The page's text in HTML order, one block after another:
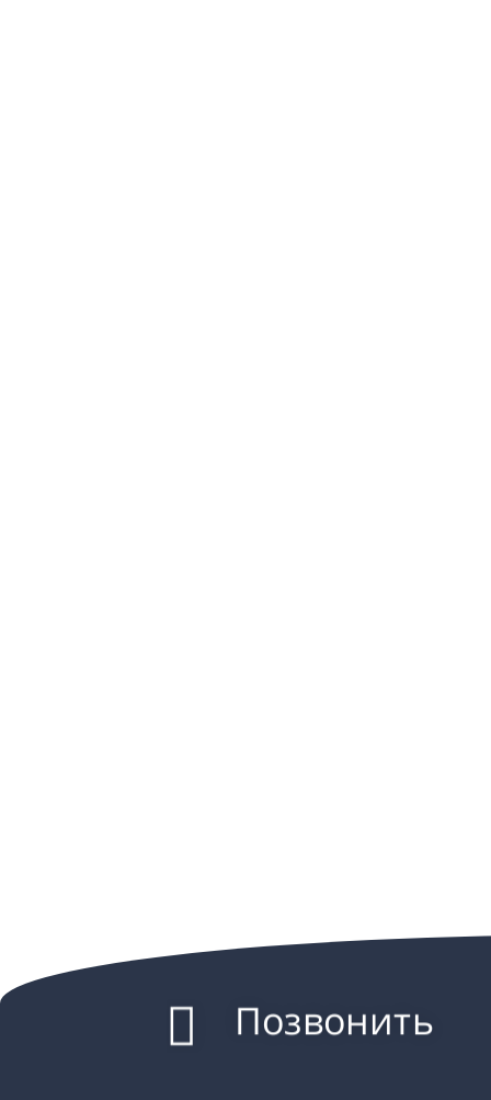
Позвонить